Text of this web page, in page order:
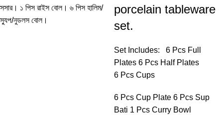
সসার। ১ পিস রাইস বোল। ৬ পিস হালিম/
স্যুপ/নুডলস বোল।
porcelain tableware
set.
Set Includes: 6 Pcs Full
Plates 6 Pcs Half Plates
6 Pcs Cups
6 Pcs Cup Plate 6 Pcs Sup
Bati 1 Pcs Curry Bowl